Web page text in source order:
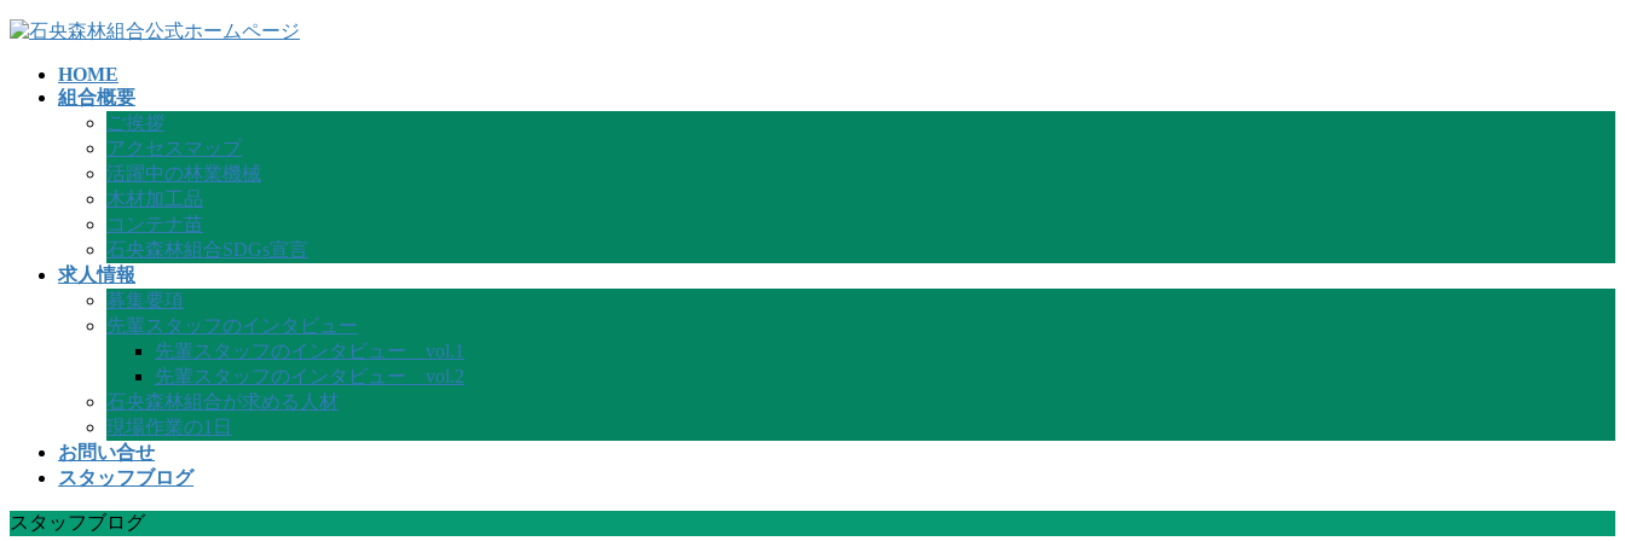
コ
ナ
HOME
組合概要
ご挨拶
アクセスマップ
活躍中の林業機械
木材加工品
コンテナ苗
石央森林組合SDGs宣言
求人情報
募集要項
先輩スタッフのインタビュー
先輩スタッフのインタビュー vol.1
先輩スタッフのインタビュー vol.2
石央森林組合が求める人材
現場作業の1日
お問い合せ
スタッフブログ
スタッフブログ